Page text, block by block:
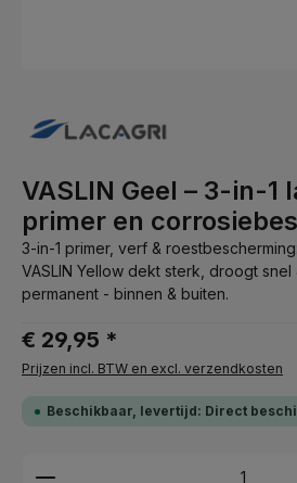
VASLIN Geel – 3-in-1
primer en
3-in-1 primer, verf &
VASLIN Yellow dekt sterk, droogt snel
permanent - binnen & buiten.
€ 29,95 *
Prijzen incl. BTW en excl. verzendkosten
Beschikbaar, levertijd: Direct
Producthoeveelheid: Voer